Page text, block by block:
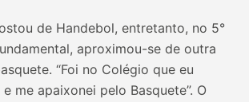
de Handebol, entretanto, no 5°
aproximou-se de outra
“Foi no Colégio que eu
me apaixonei pelo Basquete”. O